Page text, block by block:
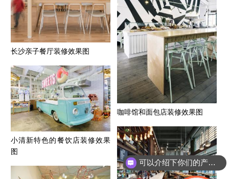
长沙亲子餐厅装修效果图
咖啡馆和面包店装修效果图
小清新特色的餐饮店装修效果
图
可以介绍下你们的产品么？
你们是怎么收费的呢？